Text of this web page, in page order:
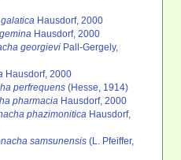
Hausdorf, 2000
Hausdorf, 2000
georgieviPall-Gergely,
Hausdorf, 2000
perfrequens(Hesse, 1914)
pharmaciaHausdorf, 2000
phazimoniticaHausdorf,
samsunensis(L. Pfeiffer,